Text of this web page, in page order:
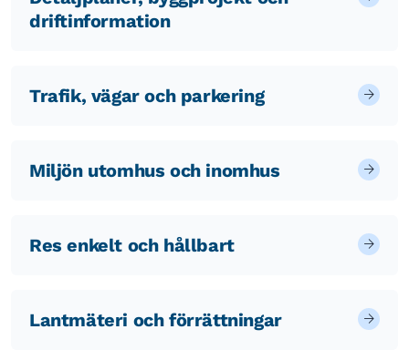
driftinformation
Trafik, vägar och parkering
Miljön utomhus och inomhus
Res enkelt och hållbart
Lantmäteri och förrättningar